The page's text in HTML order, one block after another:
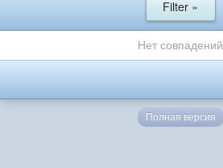
Filter »
Нет совпадений
Полная версия